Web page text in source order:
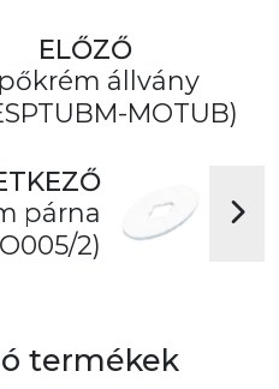
ELŐZŐ
állvány
MOTUB)
párna
2)
termékek